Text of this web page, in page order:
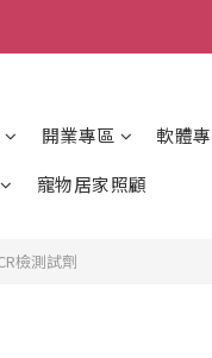
開業專區
軟體
寵物居家照顧
檢測試劑